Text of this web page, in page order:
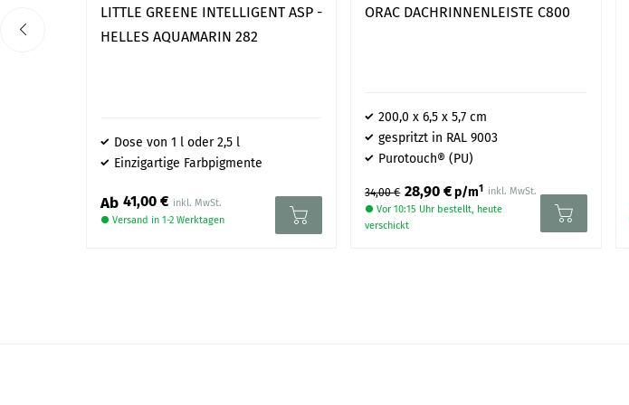
vorbereitet sind? Kontaktiere uns gerne per E-Mail oder über die Kontaktseite.
LITTLE GREENE INTELLIGENT ASP -
HELLES AQUAMARIN 282
Dose von 1 l oder 2,5 l
Einzigartige Farbpigmente
Ab 41,00 €
● Versand in 1-2 Werktagen
ORAC DACHRINNENLEISTE C800
200,0 x 6,5 x 5,7 cm
gespritzt in RAL 9003
Purotouch® (PU)
34,00 € 28,90 €p/m1
inkl. MwSt.
● Vor 10:15 Uhr bestellt, heute
verschickt